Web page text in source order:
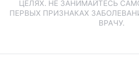
ЦЕЛЯХ. НЕ ЗАНИМАЙТЕСЬ
ПЕРВЫХ ПРИЗНАКАХ
ВРАЧУ.